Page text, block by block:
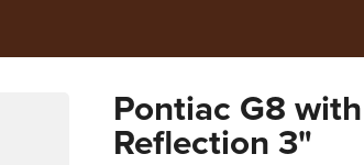
Pontiac G8
Reflection 3"